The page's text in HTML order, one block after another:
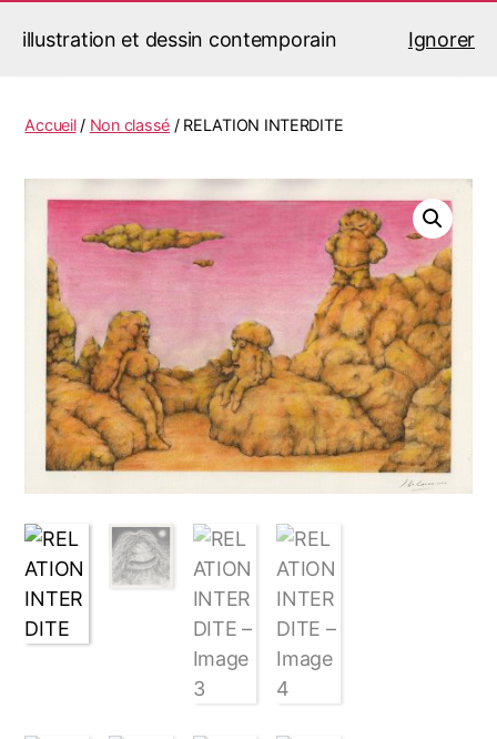
illustration et dessin contemporain Ignorer
Jérémy Le Corvaisier
Accueil/ Non classé / RELATION INTERDITE